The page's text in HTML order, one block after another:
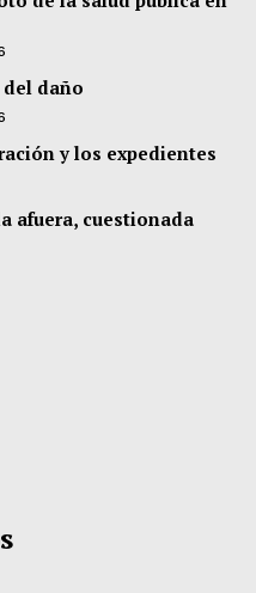
daño
y los expedientes
afuera, cuestionada